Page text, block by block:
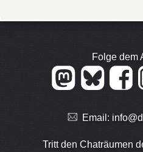
Folge dem
Email:
Tritt den Chaträumen